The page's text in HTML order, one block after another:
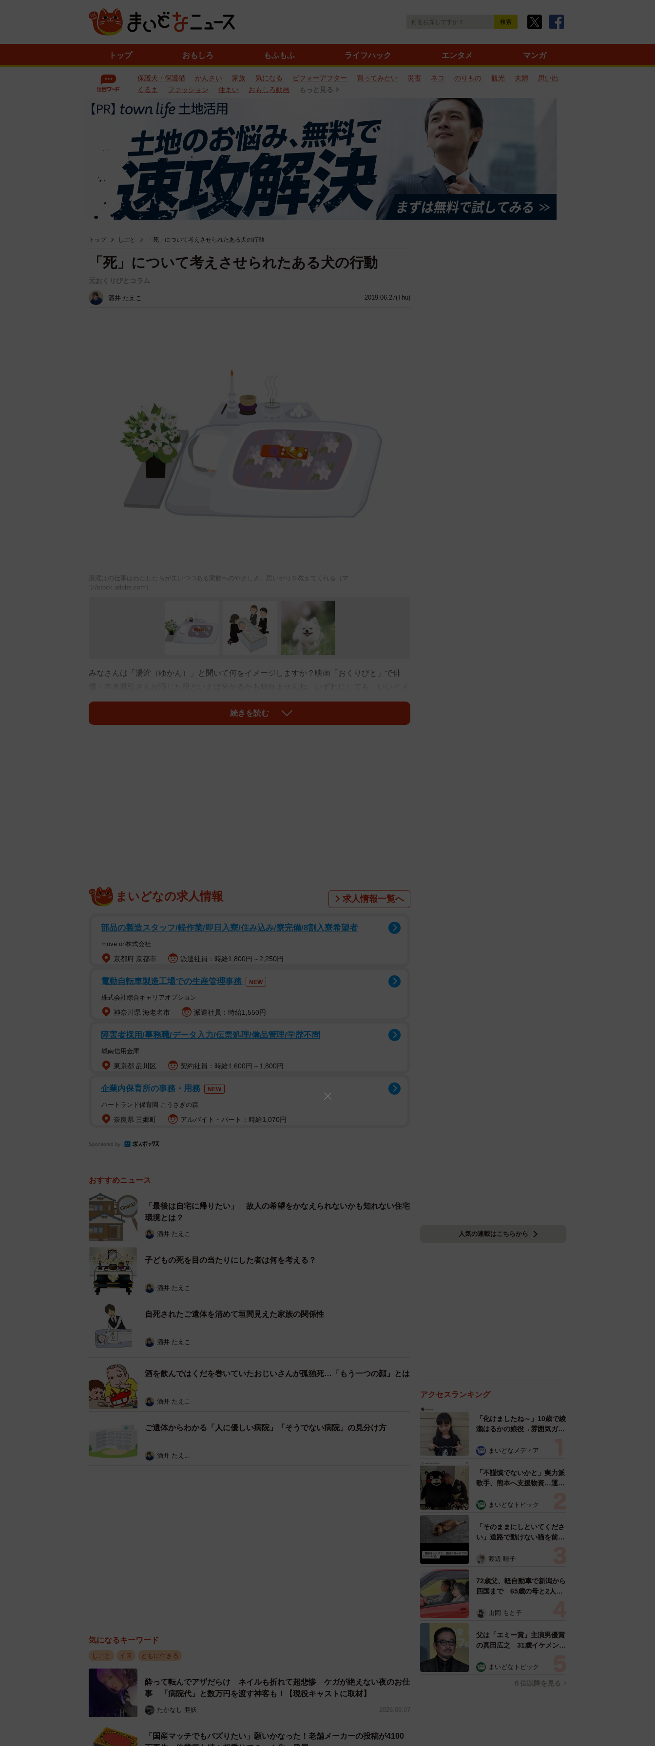
トップ おもしろ もふもふ ライフハック エンタメ マンガ
保護犬・保護猫 かんさい 家族 気になる ビフォーアフター 買ってみたい 災害 ネコ のりもの 観光 夫婦
思い出
くるま
ファッション 住まい おもしろ動画 もっと見る
トップ しごと 「死」について考えさせられたある犬の行動
2019.06.27(Thu)
「死」について考えさせられたある犬の行動
元おくりびとコラム
酒井 たえこ
湯灌はの仕事はわたしたちが失いつつある家族へのやさしさ、思いやりを教えてくれる（マ
ツ/stock.adobe.com）
みなさんは「湯灌（ゆかん）」と聞いて何をイメージしますか？映画「おくりびと」で俳
ージではないかも知れません。しかもこの仕事はご遺体に触れることから、他人に話すと気
持ち悪がられることもあります。「死」に関わる仕事は縁起が悪いだとか、キタナイという
評価を受けてしまいがちです。でも、わたしが体験した湯灌の仕事は、温かくて人間味があ
られていました。おばあさんが使っていたであろう和室で儀式を済ませ、おばあさんに着付
けをしているときのことでした。扉の向こうから、カサカサッという音が聞こえてくるので
削る音がしてきます。何だろうと…と不安に思っていると、ふいに扉が開き、喪主である娘
さんと一緒に、雑種で中型の白い犬が入って来ました。「ああ、音の主はこの犬か」。わた
しは犬を見た瞬間そう思いました。
続きを読む
まいどなの求人情報 求人情報一覧へ
部品の製造スタッフ/軽作業/即日入寮/住み込み/寮完備/8割入寮希望者
move on株式会社
京都府 京都市 派遣社員：時給1,800円～2,250円
電動自転車製造工場での生産管理事務 NEW
株式会社綜合キャリアオプション
神奈川県 海老名市 派遣社員：時給1,550円
障害者採用/事務職/データ入力/伝票処理/備品管理/学歴不問
城南信用金庫
東京都 品川区 契約社員：時給1,600円～1,800円
企業内保育所の事務・用務 NEW
ハートランド保育園 こうさぎの森
奈良県 三郷町 アルバイト・パート：時給1,070円
Sponsored by
おすすめニュース
「最後は自宅に帰りたい」 故人の希望をかなえられないかも知れない住宅
環境とは？
酒井 たえこ
子どもの死を目の当たりにした者は何を考える？
酒井 たえこ
自死されたご遺体を清めて垣間見えた家族の関係性
酒井 たえこ
酒を飲んではくだを巻いていたおじいさんが孤独死…「もう一つの顔」とは
酒井 たえこ
ご遺体からわかる「人に優しい病院」「そうでない病院」の見分け方
酒井 たえこ
気になるキーワード
しごと イヌ ともに生きる
酔って転んでアザだらけ ネイルも折れて超悲惨 ケガが絶えない夜のお仕
事 「病院代」と数万円を渡す神客も！【現役キャストに取材】
たかなし 亜妖 2026.08.07
「国産マッチでもバズりたい」願いかなった！老舗メーカーの投稿が4100
人気の連載はこちらから
アクセスランキング
「化けましたね～」10歳で綾
瀬はるかの娘役→雰囲気ガラ
雰囲気が」「宝塚に入れそ
まいどなメディア
「不謹慎でないかと」実力派
歌手、熊本へ支援物資…運搬
めらい 「痛いほど伝わる」
まいどなトピック
「そのままにしといてくださ
い」道路で動けない猫を前に
ようとした4日間 「命の重
表の訴え
渡辺 晴子
72歳父、軽自動車で新潟から
四国まで 65歳の母と2人で
憩まで分刻み… 「大学生で
山岡 もと子
父は「エミー賞」主演男優賞
の真田広之 31歳イケメン俳
「ガチヒロさんそっくり」
まいどなトピック
６位以降を見る